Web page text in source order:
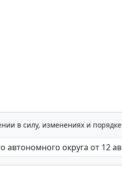
в силу, изменениях и порядке